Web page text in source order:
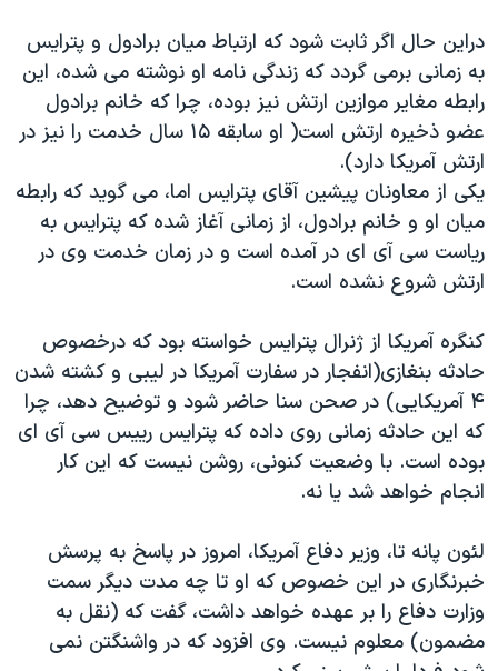
دراین حال اگر ثابت شود که ارتباط میان برادول و پترایس
به زمانی برمی گردد که زندگی نامه او نوشته می شده، این
رابطه مغایر موازین ارتش نیز بوده، چرا که خانم برادول
عضو ذخیره ارتش است( او سابقه ۱۵ سال خدمت را نیز در
ارتش آمریکا دارد).
یکی از معاونان پیشین آقای پترایس اما، می گوید که رابطه
میان او و خانم برادول، از زمانی آغاز شده که پترایس به
ریاست سی آی ای در آمده است و در زمان خدمت وی در
ارتش شروع نشده است.
کنگره آمریکا از ژنرال پترایس خواسته بود که درخصوص
حادثه بنغازی(انفجار در سفارت آمریکا در لیبی و کشته شدن
۴ آمریکایی) در صحن سنا حاضر شود و توضیح دهد، چرا
که این حادثه زمانی روی داده که پترایس رییس سی آی ای
بوده است. با وضعیت کنونی، روشن نیست که این کار
انجام خواهد شد یا نه.
لئون پانه تا، وزیر دفاع آمریکا، امروز در پاسخ به پرسش
خبرنگاری در این خصوص که او تا چه مدت دیگر سمت
وزارت دفاع را بر عهده خواهد داشت، گفت که (نقل به
مضمون)‌ معلوم نیست. وی افزود که در واشنگتن نمی